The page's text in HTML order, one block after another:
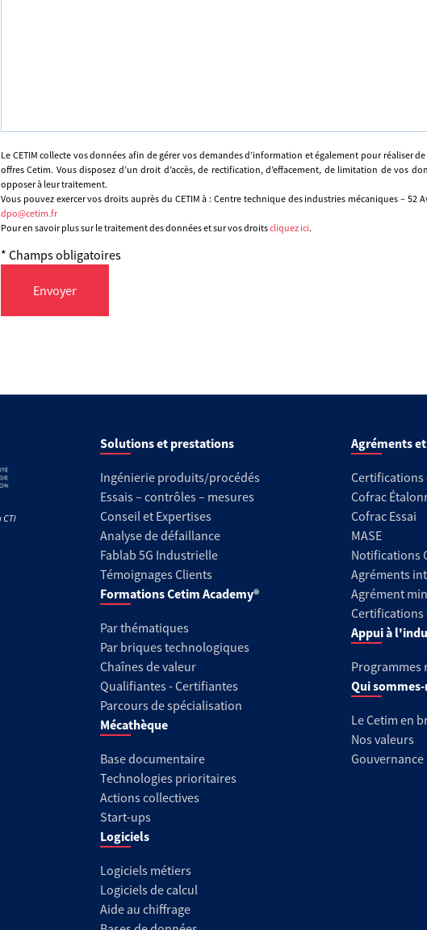
Le CETIM collecte vos données afin de gérer vos demandes d’information et également pour réaliser
offres Cetim. Vous disposez d’un droit d’accès, de rectification, d’effacement, de limitation de vos
opposer à leur traitement.
Vous pouvez exercer vos droits auprès du CETIM à : Centre technique des industries mécaniques – 52
dpo@cetim.fr
Pour en savoir plus sur le traitement des données et sur vos droitscliquez ici.
* Champs obligatoires
Envoyer
Solutions et prestations
Ingénierie produits/procédés
Essais – contrôles – mesures
Conseil et Expertises
Analyse de défaillance
Fablab 5G Industrielle
Témoignages Clients
Formations Cetim Academy®
Par thématiques
Par briques technologiques
Chaînes de valeur
Qualifiantes - Certifiantes
Parcours de spécialisation
Mécathèque
Base documentaire
Technologies prioritaires
Actions collectives
Start-ups
Logiciels
Logiciels métiers
Logiciels de calcul
Aide au chiffrage
Agréments et
Certifications
Cofrac
Cofrac Essai
MASE
Notifications
Agréments
Agrément
Certifications
Appui à
Programmes
Qui sommes-
Le Cetim en
Nos valeurs
Gouvernance